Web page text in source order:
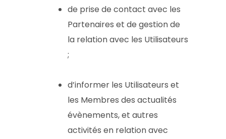
de prise de contact avec les
Partenaires et de gestion de
la relation avec les Utilisateurs
;
d’informer les Utilisateurs et
les Membres des actualités
évènements, et autres
activités en relation avec